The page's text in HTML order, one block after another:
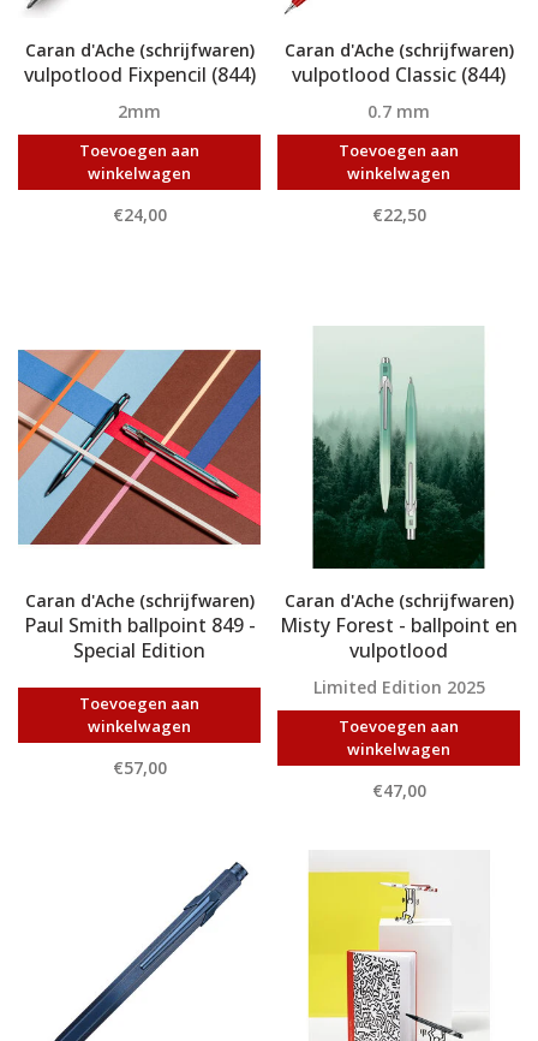
Caran d'Ache (schrijfwaren)
vulpotlood Fixpencil (844)
2mm
Toevoegen aan
winkelwagen
€24,00
Caran d'Ache (schrijfwaren)
vulpotlood Classic (844)
0.7 mm
Toevoegen aan
winkelwagen
€22,50
Caran d'Ache (schrijfwaren)
Paul Smith ballpoint 849 -
Special Edition
Toevoegen aan
winkelwagen
€57,00
Caran d'Ache (schrijfwaren)
Misty Forest - ballpoint en
vulpotlood
Limited Edition 2025
Toevoegen aan
winkelwagen
€47,00